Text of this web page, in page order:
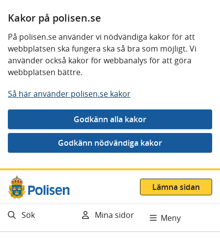
Kakor på polisen.se
På polisen.se använder vi nödvändiga kakor för att
webbplatsen ska fungera ska så bra som möjligt. Vi
använder också kakor för webbanalys för att göra
webbplatsen bättre.
Så här använder polisen.se kakor
Gå direkt till innehåll
Lämna sidan
Sök Mina sidor Meny